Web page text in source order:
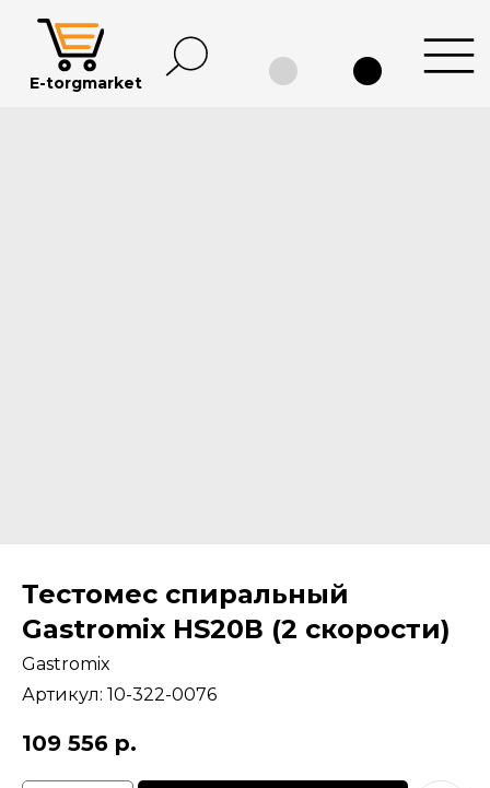
torgmarket
Тестомес спиральный
Gastromix HS20В (2 скорости)
Gastromix
Артикул: 10-322-0076
109 556 р.